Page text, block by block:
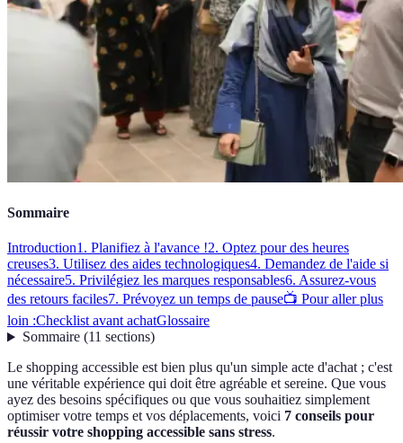
Sommaire
Introduction1. Planifiez à l'avance !2. Optez pour des heures
creuses3. Utilisez des aides technologiques4. Demandez de l'aide si
nécessaire5. Privilégiez les marques responsables6. Assurez-vous
des retours faciles7. Prévoyez un temps de pause📺 Pour aller plus
loin :Checklist avant achatGlossaire
Sommaire(11 sections)
Le shopping accessible est bien plus qu'un simple acte d'achat ; c'est
une véritable expérience qui doit être agréable et sereine. Que vous
ayez des besoins spécifiques ou que vous souhaitiez simplement
optimiser votre temps et vos déplacements, voici 7 conseils pour
réussir votre shopping accessible sans stress.